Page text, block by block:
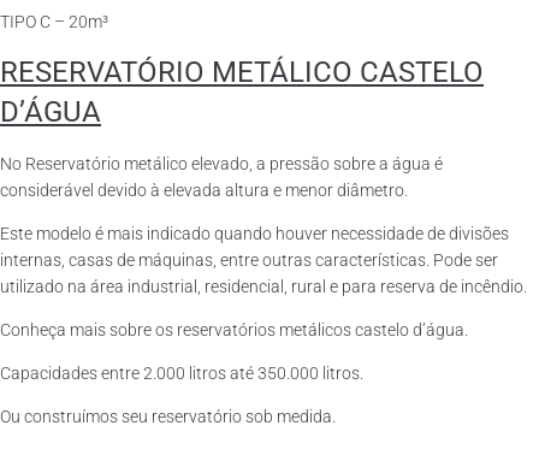
TIPO C – 20m³
RESERVATÓRIO METÁLICO CASTELO
D’ÁGUA
No Reservatório metálico elevado, a pressão sobre a água é
considerável devido à elevada altura e menor diâmetro.
Este modelo é mais indicado quando houver necessidade de divisões
internas, casas de máquinas, entre outras características. Pode ser
utilizado na área industrial, residencial, rural e para reserva de incêndio.
Conheça mais sobre os reservatórios metálicos castelo d’água.
Capacidades entre 2.000 litros até 350.000 litros.
Ou construímos seu reservatório sob medida.